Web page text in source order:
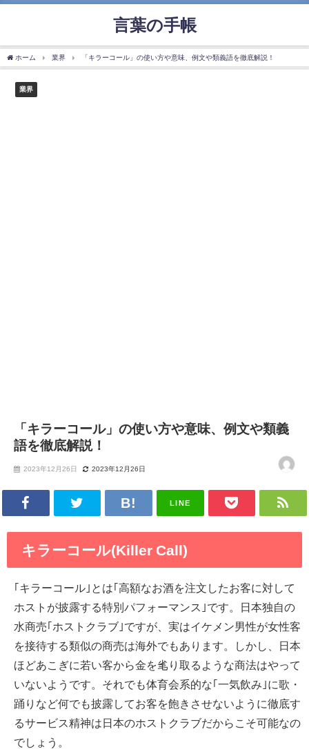
言葉の手帳
ホーム 業界 「キラーコール」の使い方や意味、例文や類義語を徹底解説！
業界
「キラーコール」の使い方や意味、例文や類義
語を徹底解説！
2023年12月26日 2023年12月26日
LINE
キラーコール(Killer Call)
｢キラーコール｣とは｢高額なお酒を注文したお客に対して
ホストが披露する特別パフォーマンス｣です。日本独自の
水商売｢ホストクラブ｣ですが、実はイケメン男性が女性客
を接待する類似の商売は海外でもあります。しかし、日本
ほどあこぎに若い客から金を毟り取るような商法はやって
いないようです。それでも体育会系的な｢一気飲み｣に歌・
踊りなど何でも披露してお客を飽きさせないように徹底す
るサービス精神は日本のホストクラブだからこそ可能なの
でしょう。